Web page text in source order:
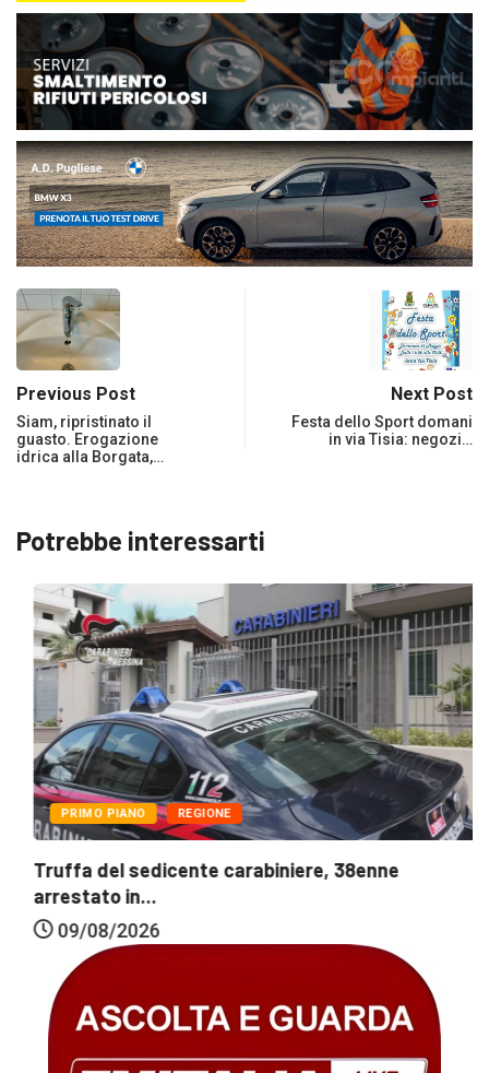
Previous Post
Siam, ripristinato il
guasto. Erogazione
idrica alla Borgata,…
Next Post
Festa dello Sport domani
in via Tisia: negozi…
Potrebbe interessarti
PRIMO PIANO REGIONE
Truffa del sedicente carabiniere, 38enne
arrestato in...
09/08/2026